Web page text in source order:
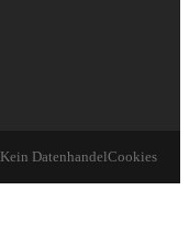
Kein DatenhandelCookies